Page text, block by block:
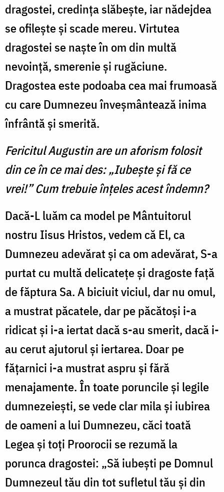
dragostei, credinţa slăbeşte, iar nădejdea
se ofileşte şi scade mereu. Virtutea
dragostei se naşte în om din multă
nevoinţă, smerenie şi rugăciune.
Dragostea este podoaba cea mai frumoasă
cu care Dumnezeu înveşmântează inima
înfrântă şi smerită.
Fericitul Augustin are un aforism folosit
din ce în ce mai des: „Iubeşte şi fă ce
vrei!” Cum trebuie înţeles acest îndemn?
Dacă-L luăm ca model pe Mântuitorul
nostru Iisus Hristos, vedem că El, ca
Dumnezeu adevărat şi ca om adevărat, S-a
purtat cu multă delicateţe şi dragoste faţă
de făptura Sa. A biciuit viciul, dar nu omul,
a mustrat păcatele, dar pe păcătoşi i-a
ridicat şi i-a iertat dacă s-au smerit, dacă i-
au cerut ajutorul şi iertarea. Doar pe
făţarnici i-a mustrat aspru şi fără
menajamente. În toate poruncile şi legile
dumnezeieşti, se vede clar mila şi iubirea
de oameni a lui Dumnezeu, căci toată
Legea şi toţi Proorocii se rezumă la
porunca dragostei: „Să iubeşti pe Domnul
Dumnezeul tău din tot sufletul tău şi din